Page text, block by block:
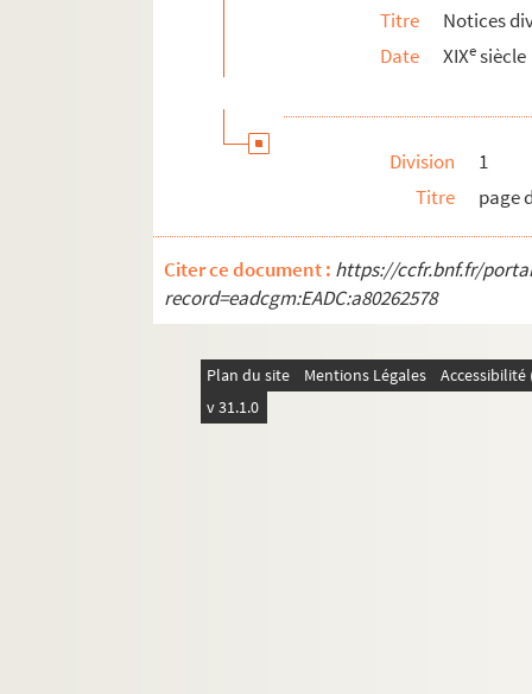
Titre
Notices
Date
XIXesiècle
Division
1
Titre
page
Citer ce document : https://ccfr.bnf.fr/
record=eadcgm:EADC:a80262578
Plan du site Mentions Légales
v 31.1.0